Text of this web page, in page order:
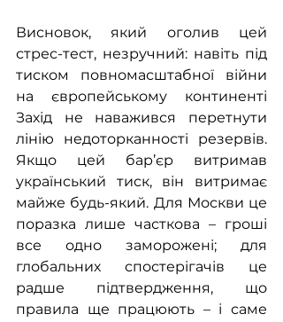
Висновок, який оголив цей
стрес-тест, незручний: навіть під
тиском повномасштабної війни
на європейському континенті
Захід не наважився перетнути
лінію недоторканності резервів.
Якщо цей бар’єр витримав
український тиск, він витримає
майже будь-який. Для Москви це
поразка лише часткова – гроші
все одно заморожені; для
глобальних спостерігачів це
радше підтвердження, що
правила ще працюють – і саме